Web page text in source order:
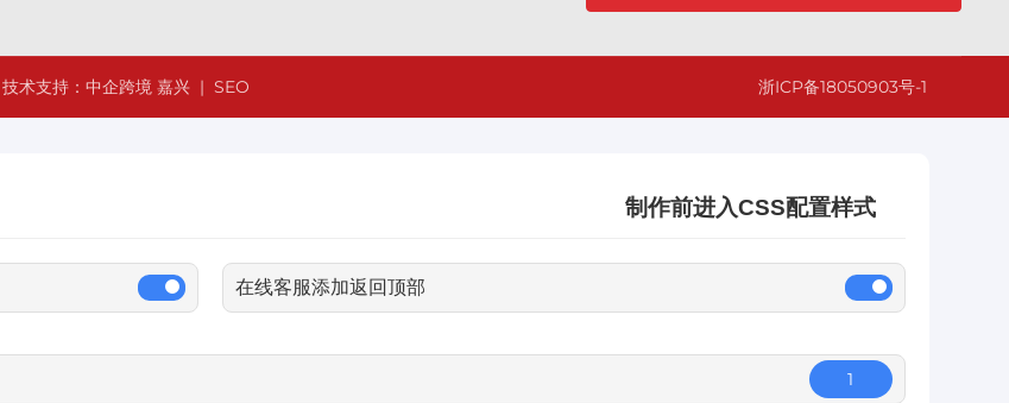
技术支持： 中企跨境 嘉兴 | SEO 浙ICP备18050903号-1
制作前进入CSS配置样式
在线客服添加返回顶部
1